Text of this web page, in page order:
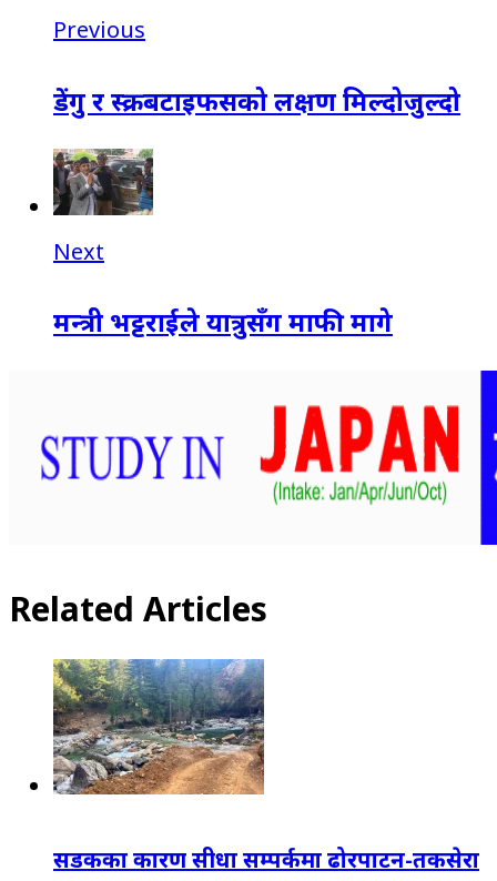
Previous
डेंगु र स्क्रबटाइफसको लक्षण मिल्दोजुल्दो
Next
मन्त्री भट्टराईले यात्रुसँग माफी मागे
Related Articles
सडकका कारण सीधा सम्पर्कमा ढोरपाटन-तकसेरा